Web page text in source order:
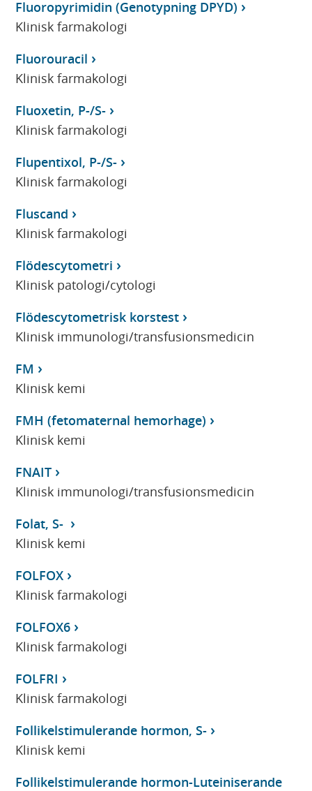
Fluoropyrimidin (Genotypning DPYD)
Klinisk farmakologi
Fluorouracil
Klinisk farmakologi
Fluoxetin, P-/S-
Klinisk farmakologi
Flupentixol, P-/S-
Klinisk farmakologi
Fluscand
Klinisk farmakologi
Flödescytometri
Klinisk patologi/cytologi
Flödescytometrisk korstest
Klinisk immunologi/transfusionsmedicin
FM
Klinisk kemi
FMH (fetomaternal hemorhage)
Klinisk kemi
FNAIT
Klinisk immunologi/transfusionsmedicin
Folat, S-
Klinisk kemi
FOLFOX
Klinisk farmakologi
FOLFOX6
Klinisk farmakologi
FOLFRI
Klinisk farmakologi
Follikelstimulerande hormon, S-
Klinisk kemi
Follikelstimulerande hormon-Luteiniserande